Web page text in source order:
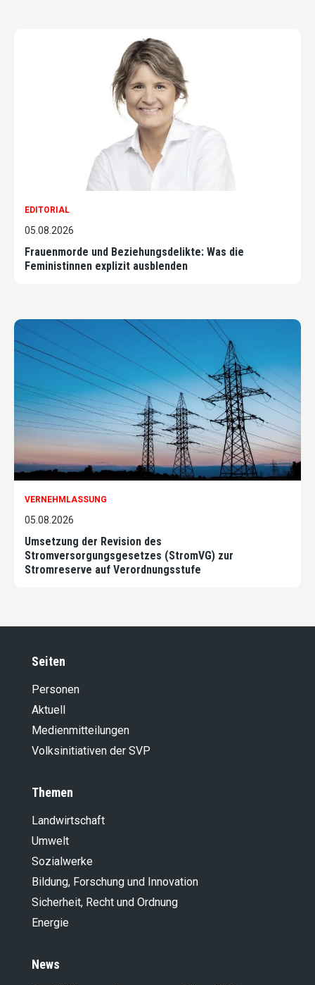
EDITORIAL
05.08.2026
Frauenmorde und Beziehungsdelikte: Was die
Feministinnen explizit ausblenden
VERNEHMLASSUNG
05.08.2026
Umsetzung der Revision des
Stromversorgungsgesetzes (StromVG) zur
Stromreserve auf Verordnungsstufe
Seiten
Personen
Aktuell
Medienmitteilungen
Volksinitiativen der SVP
Themen
Landwirt­schaft
Umwelt
Sozialwerke
Bildung, Forschung und Innovation
Sicherheit, Recht und Ordnung
Energie
News